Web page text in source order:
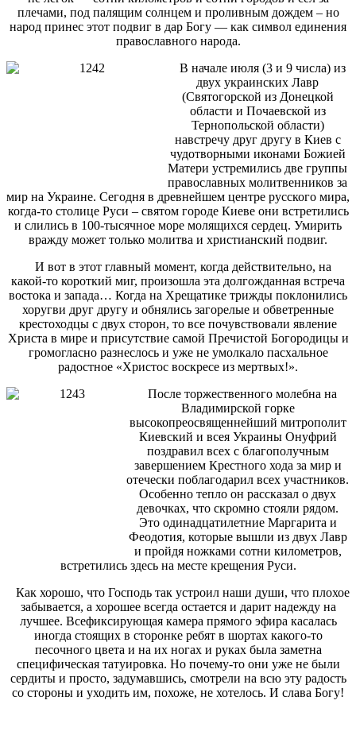
плечами, под палящим солнцем и проливным дождем – но
народ принес этот подвиг в дар Богу — как символ единения
православного народа.
В начале июля (3 и 9 числа) из
двух украинских Лавр
(Святогорской из Донецкой
области и Почаевской из
Тернопольской области)
навстречу друг другу в Киев с
чудотворными иконами Божией
Матери устремились две группы
православных молитвенников за
мир на Украине. Сегодня в древнейшем центре русского мира,
когда-то столице Руси – святом городе Киеве они встретились
и слились в 100-тысячное море молящихся сердец. Умирить
вражду может только молитва и христианский подвиг.
И вот в этот главный момент, когда действительно, на
какой-то короткий миг, произошла эта долгожданная встреча
востока и запада… Когда на Хрещатике трижды поклонились
хоругви друг другу и обнялись загорелые и обветренные
крестоходцы с двух сторон, то все почувствовали явление
Христа в мире и присутствие самой Пречистой Богородицы и
громогласно разнеслось и уже не умолкало пасхальное
радостное «Христос воскресе из мертвых!».
После торжественного молебна на
Владимирской горке
высокопреосвященнейший митрополит
Киевский и всея Украины Онуфрий
поздравил всех с благополучным
завершением Крестного хода за мир и
отечески поблагодарил всех участников.
Особенно тепло он рассказал о двух
девочках, что скромно стояли рядом.
Это одинадцатилетние Маргарита и
Феодотия, которые вышли из двух Лавр
и пройдя ножками сотни километров,
встретились здесь на месте крещения Руси.
Как хорошо, что Господь так устроил наши души, что плохое
забывается, а хорошее всегда остается и дарит надежду на
лучшее. Всефиксирующая камера прямого эфира касалась
иногда стоящих в сторонке ребят в шортах какого-то
песочного цвета и на их ногах и руках была заметна
специфическая татуировка. Но почему-то они уже не были
сердиты и просто, задумавшись, смотрели на всю эту радость
со стороны и уходить им, похоже, не хотелось. И слава Богу!